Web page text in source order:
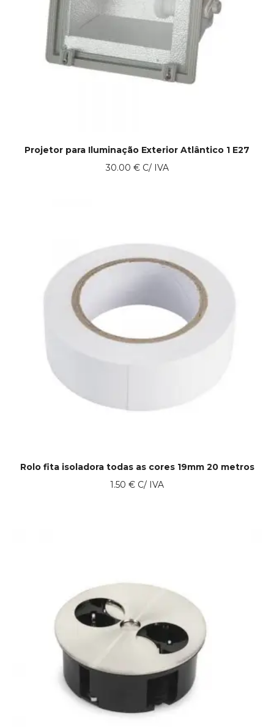
Projetor para Iluminação Exterior Atlântico 1 E27
30.00 €C/ IVA
Rolo fita isoladora todas as cores 19mm 20 metros
1.50 € C/ IVA